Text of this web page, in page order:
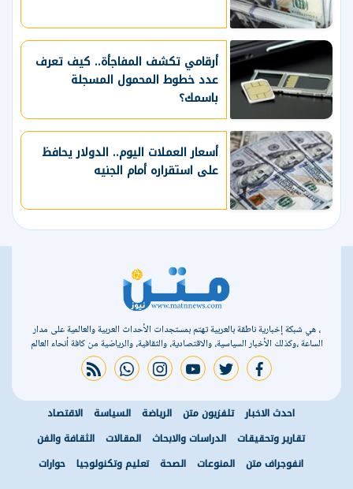
أرقامي تكشف المفاجأة.. كيف تعرف
عدد خطوط المحمول المسجلة
باسمك؟
أسعار العملات اليوم.. الدولار يحافظ
على استقراره أمام الجنيه
، هي شبكة إخبارية ناطقة بالعربية تهتم بمستجدات الأحداث العربية والعالمية على مدار
الساعة ،وكذلك الأخبار السياسية، والاقتصادية، والثقافية، والرياضية من كافة أنحاء العالم
facebook
twitter
youtube
instagram
whatsapp
rss feed
احدث الاخبار تلفزيون متن الرياضة السياسة
الاقتصاد
تقارير وتحقيقات
الدراسات والابحاث المقالات
الثقافة والفن
انفوجراف متن
المنوعات الصحة تعليم وتكنولوجيا حوارات